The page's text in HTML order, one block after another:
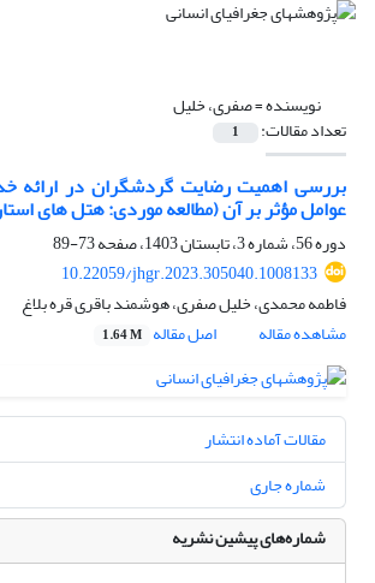
نویسنده =صفری، خلیل
تعداد مقالات: 1
بررسی اهمیت رضایت گردشگران در ارائه
عوامل مؤثر بر آن (مطالعه موردی: هتل های
دوره 56، شماره 3، تابستان 1403، صفحه
73-89
10.22059/jhgr.2023.305040.1008133
فاطمه محمدی، خلیل صفری، هوشمند باقری قره بلاغ
مشاهده مقاله
اصل مقاله 1.64 M
مقالات آماده انتشار
شماره جاری
شماره‌های پیشین نشریه